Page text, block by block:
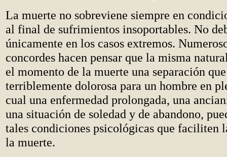
La muerte no sobreviene siempre en
al final de sufrimientos insoportables. No
únicamente en los casos extremos.
concordes hacen pensar que la misma
el momento de la muerte una separación
terriblemente dolorosa para un hombre en
cual una enfermedad prolongada, una
una situación de soledad y de abandono,
tales condiciones psicológicas que faciliten
la muerte.